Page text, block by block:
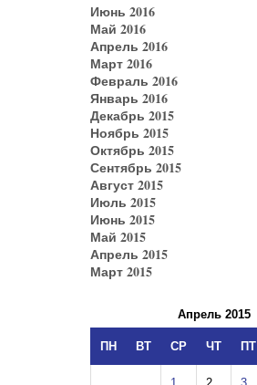
Июнь 2016
Май 2016
Апрель 2016
Март 2016
Февраль 2016
Январь 2016
Декабрь 2015
Ноябрь 2015
Октябрь 2015
Сентябрь 2015
Август 2015
Июль 2015
Июнь 2015
Май 2015
Апрель 2015
Март 2015
Апрель 2015
ПН ВТ СР ЧТ ПТ